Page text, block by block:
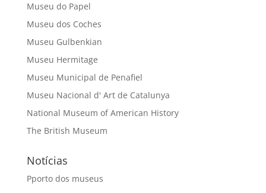
Museu do Papel
Museu dos Coches
Museu Gulbenkian
Museu Hermitage
Museu Municipal de Penafiel
Museu Nacional d' Art de Catalunya
National Museum of American History
The British Museum
Notícias
Pporto dos museus